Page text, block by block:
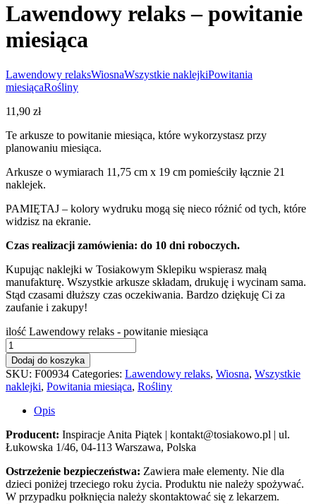
Lawendowy relaks – powitanie
miesiąca
Lawendowy relaksWiosnaWszystkie naklejkiPowitania
miesiącaRośliny
11,90 zł
Te arkusze to powitanie miesiąca, które wykorzystasz przy
planowaniu miesiąca.
Arkusze o wymiarach 11,75 cm x 19 cm pomieściły łącznie 21
naklejek.
PAMIĘTAJ – kolory wydruku mogą się nieco różnić od tych, które
widzisz na ekranie.
Czas realizacji zamówienia: do 10 dni roboczych.
Kupując naklejki w Tosiakowym Sklepiku wspierasz małą
manufakturę. Wszystkie arkusze składam, drukuję i wycinam sama.
Stąd czasami dłuższy czas oczekiwania. Bardzo dziękuję Ci za
zaufanie i zakupy!
ilość Lawendowy relaks - powitanie miesiąca
Dodaj do koszyka
SKU: F00934 Categories: Lawendowy relaks, Wiosna, Wszystkie
naklejki, Powitania miesiąca, Rośliny
Opis
Producent: Inspiracje Anita Piątek | kontakt@tosiakowo.pl | ul.
Łukowska 1/46, 04-113 Warszawa, Polska
Ostrzeżenie bezpieczeństwa: Zawiera małe elementy. Nie dla
dzieci poniżej trzeciego roku życia. Produktu nie należy spożywać.
W przypadku połknięcia należy skontaktować się z lekarzem.